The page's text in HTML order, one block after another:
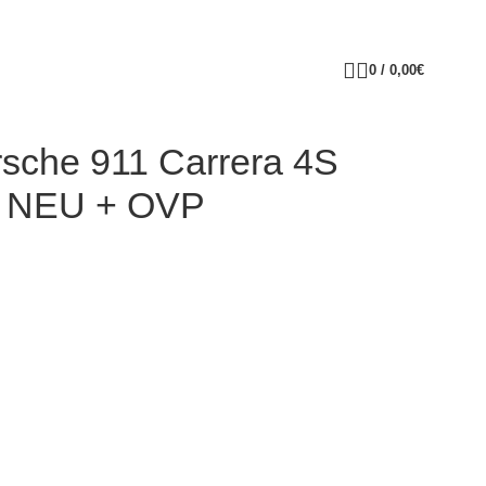
0 / 0,00€
911 Carrera 4S
+ OVP